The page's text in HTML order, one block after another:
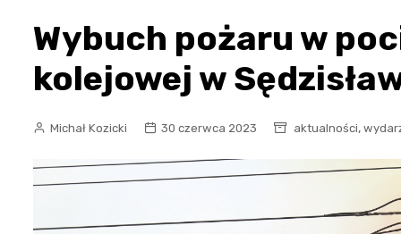
Wszystkie wpisy
we Wrocławiu
Co warto
Wrocławiu?
Wybuch pożaru w
kolejowej w
Michał Kozicki 30 czerwca 2023 aktualności,